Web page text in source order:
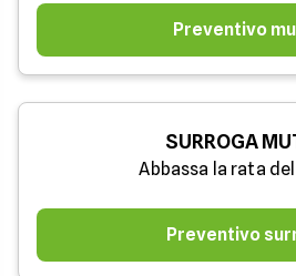
Preventivo
SURROGA
Abbassa la rata
Preventivo